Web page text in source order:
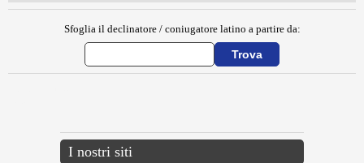
Sfoglia il declinatore / coniugatore latino a partire da:
I nostri siti